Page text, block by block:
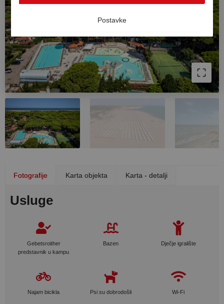
Fotografije Karta objekta Karta - detalji
Usluge
Gebetsroither
predstavnik u kampu
Bazen Dječje igralište
Najam bicikla Psi su dobrodošli Wi-Fi
nadzora bez učinkovitih pravnih lijekova. Svoju privolu
Postavke